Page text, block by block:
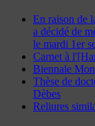
En raison de
a décidé de
le mardi 1er
Carnet à
Biennale
Thèse de
Dèbes
Reliures